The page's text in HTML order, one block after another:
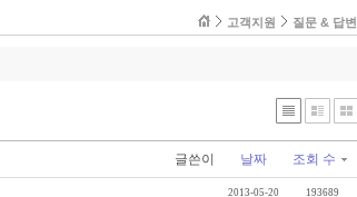
고객지원 질문 & 답변
글쓴이 날짜 조회 수
2013-05-20 193689